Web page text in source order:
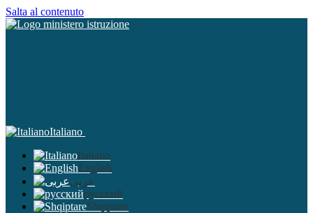
Salta al contenuto
Italiano
Italiano
English
عربى
русский
Shqiptare